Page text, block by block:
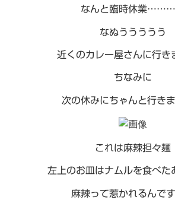
なんと臨時休業
なぬううううう
近くのカレー屋さんに行き
ちなみに
次の休みにちゃんと行きま
これは麻辣担々麺
左上のお皿はナムルを食べた
麻辣って惹かれるんです